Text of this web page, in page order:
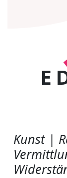
Kunst |